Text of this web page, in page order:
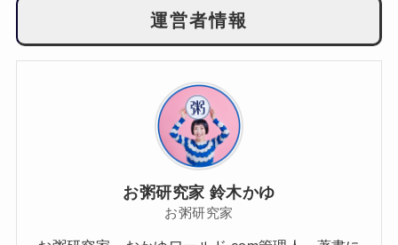
運営者情報
お粥研究家 鈴木かゆ
お粥研究家